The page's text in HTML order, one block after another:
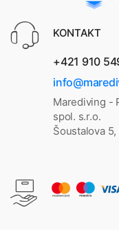
KONTAKT
+421 910
Marediving -
spol. s.r.o.
Šoustalova